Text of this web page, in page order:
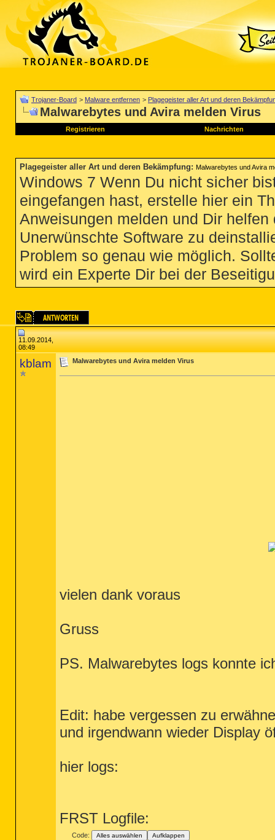
Trojaner-Board > Malware entfernen > Plagegeister aller Art und deren
Malwarebytes und Avira melden Virus
Registrieren Nachrichten
Plagegeister aller Art und deren Bekämpfung: Malwarebytes und Avira
Windows 7 Wenn Du nicht sicher
eingefangen hast, erstelle hier ein
Anweisungen melden und Dir
Unerwünschte Software zu
Problem so genau wie möglich.
wird ein Experte Dir bei der
11.09.2014,
08:49
kblam Malwarebytes und Avira melden Virus
vielen dank voraus
Gruss
PS. Malwarebytes logs konnte
Edit: habe vergessen zu
und irgendwann wieder Display
hier logs:
FRST Logfile:
Code: Alles auswählen Aufklappen